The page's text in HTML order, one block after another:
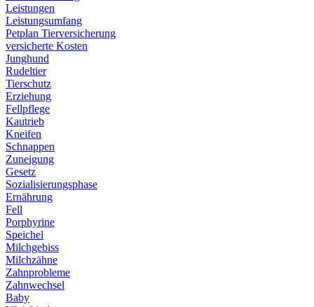
Leistungen
Leistungsumfang
Petplan Tierversicherung
versicherte Kosten
Junghund
Rudeltier
Tierschutz
Erziehung
Fellpflege
Kautrieb
Kneifen
Schnappen
Zuneigung
Gesetz
Sozialisierungsphase
Ernährung
Fell
Porphyrine
Speichel
Milchgebiss
Milchzähne
Zahnprobleme
Zahnwechsel
Baby